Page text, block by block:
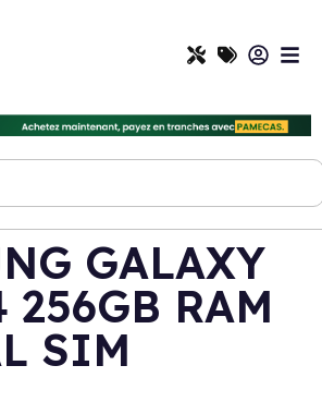
GALAXY
256GB RAM
SIM